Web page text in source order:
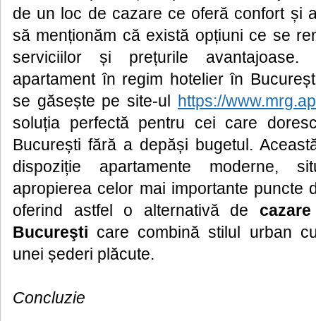
de un loc de cazare ce oferă confort și
să menționăm că există opțiuni ce se
serviciilor și prețurile
apartament în regim hotelier în
se găsește pe site-ul https://
soluția perfectă pentru cei care
București fără a depăși bugetul.
dispoziție apartamente moderne,
apropierea celor mai importante puncte
oferind astfel o alternativă de
Bucureşti care combină stilul urban
unei șederi plăcute.
Concluzie